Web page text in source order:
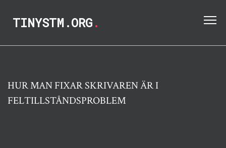
TINYSTM.ORG.
HUR MAN FIXAR SKRIVAREN ÄR I
FELTILLSTÅNDSPROBLEM